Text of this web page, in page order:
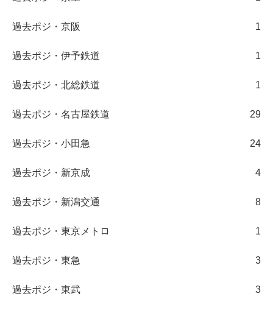
過去ポジ・京阪 1
過去ポジ・伊予鉄道 1
過去ポジ・北総鉄道 1
過去ポジ・名古屋鉄道 29
過去ポジ・小田急 24
過去ポジ・新京成 4
過去ポジ・新潟交通 8
過去ポジ・東京メトロ 1
過去ポジ・東急 3
過去ポジ・東武 3